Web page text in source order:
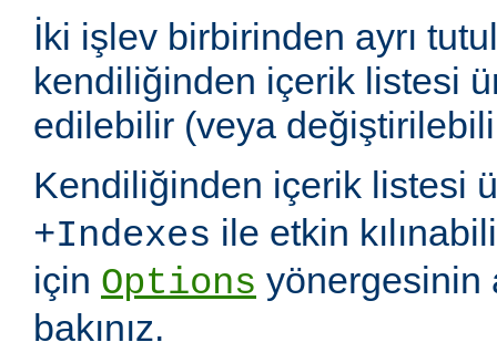
İki işlev birbirinden ayrı
kendiliğinden içerik listesi
edilebilir (veya
Kendiliğinden içerik listesi
+Indexes ile etkin
için Options yönergesinin
bakınız.